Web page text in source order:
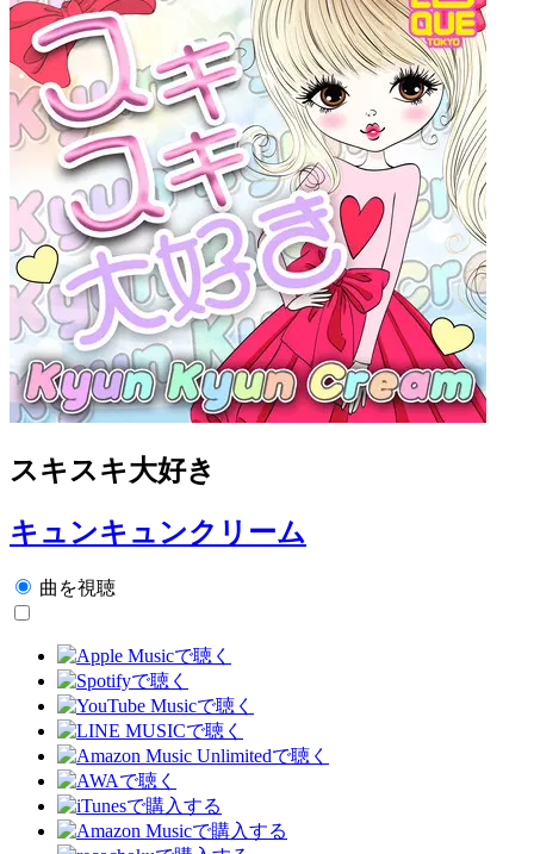
スキスキ大好き
キュンキュンクリーム
曲を視聴